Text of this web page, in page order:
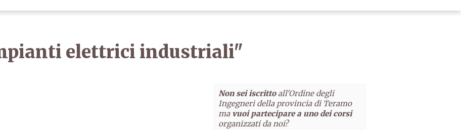
elettrici industriali"
Non sei iscrittoall'Ordine degli
Ingegneri della provincia di Teramo
ma vuoi partecipare a uno dei corsi
organizzati da noi?